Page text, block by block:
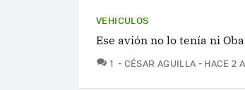
VEHICULOS
Ese avión no lo tenía ni
1 COMENTARIOS
CÉSAR AGUILLA HACE 2